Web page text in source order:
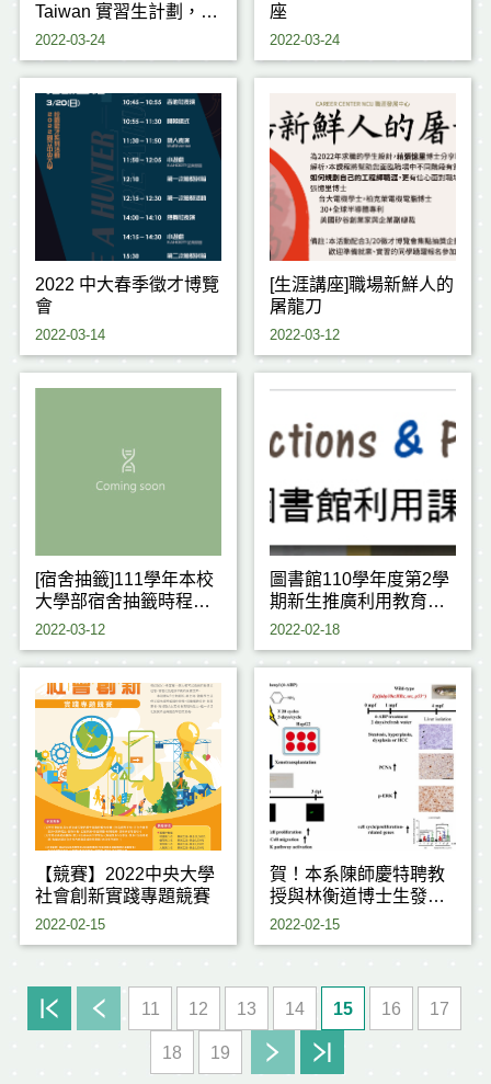
Taiwan 實習生計劃，熱
烈報名中！
2022-03-24
座
2022-03-24
2022 中大春季徵才博覽
會
2022-03-14
[生涯講座]職場新鮮人的
屠龍刀
2022-03-12
[宿舍抽籤]111學年本校
大學部宿舍抽籤時程及
注意事項
2022-03-12
圖書館110學年度第2學
期新生推廣利用教育課
程
2022-02-18
【競賽】2022中央大學
社會創新實踐專題競賽
2022-02-15
賀！本系陳師慶特聘教
授與林衡道博士生發表
文章於「Journal of
2022-02-15
11 12 13 14 15 16 17
18 19